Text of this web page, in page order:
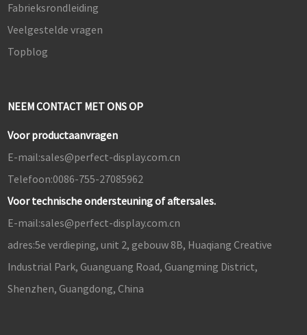
Fabrieksrondleiding
Veelgestelde vragen
Topblog
NEEM CONTACT MET ONS OP
Voor productaanvragen
E-mail:sales@perfect-display.com.cn
Telefoon:0086-755-27085962
Voor technische ondersteuning of aftersales.
E-mail:sales@perfect-display.com.cn
adres:5e verdieping, unit 2, gebouw 8B, Huaqiang Creative
Industrial Park, Guanguang Road, Guangming District,
Shenzhen, Guangdong, China